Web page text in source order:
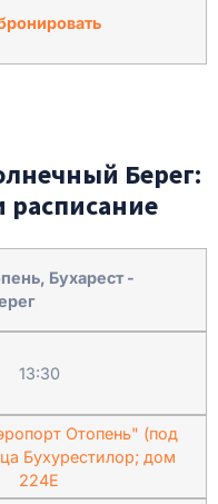
Берег:
Бухарест -
13:30
Отопень" (под
Бухурестилор; дом
224Е